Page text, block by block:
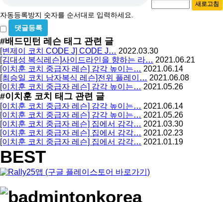
수
록
방
지
새로고침
자동등록방지 숫자를 순서대로 입력하세요.
비
밀
글
사
용
#배드민턴 레슨 태그 관련 글
[변제이 코치 CODE J] CODE J… 2022.03.30
[김대성 복식레슨]사이드라인을 향하는 라… 2021.06.21
[이치훈 코치 중급자 레슨] 감각 높이는… 2021.06.14
[최승일 코치 남자복식 레슨]전위 플레이… 2021.06.08
[이치훈 코치 중급자 레슨] 감각 높이는… 2021.05.26
#이치훈 코치 태그 관련 글
[이치훈 코치 중급자 레슨] 감각 높이는… 2021.06.14
[이치훈 코치 중급자 레슨] 감각 높이는… 2021.05.26
[이치훈 코치 중급자 레슨] 집에서 감각… 2021.03.30
[이치훈 코치 중급자 레슨] 집에서 감각… 2021.02.23
[이치훈 코치 중급자 레슨] 집에서 감각… 2021.01.19
BEST